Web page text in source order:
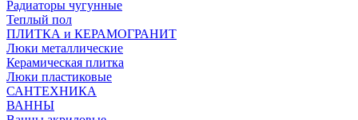
Радиаторы чугунные
Теплый пол
ПЛИТКА и КЕРАМОГРАНИТ
Люки металлические
Керамическая плитка
Люки пластиковые
САНТЕХНИКА
ВАННЫ